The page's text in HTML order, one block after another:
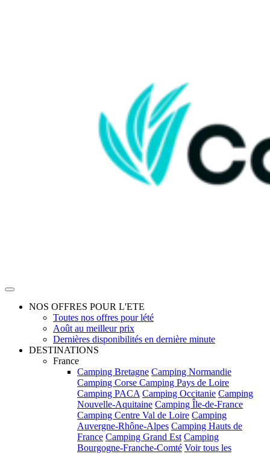
NOS OFFRES POUR L'ETE
Toutes nos offres pour lété
Août au meilleur prix
Dernières disponibilités en dernière minute
DESTINATIONS
France
Camping Bretagne Camping Normandie
Camping Corse Camping Pays de Loire
Camping PACA Camping Occitanie Camping
Nouvelle-Aquitaine Camping Île-de-France
Camping Centre Val de Loire Camping
Auvergne-Rhône-Alpes Camping Hauts de
France Camping Grand Est Camping
Bourgogne-Franche-Comté Voir tous les